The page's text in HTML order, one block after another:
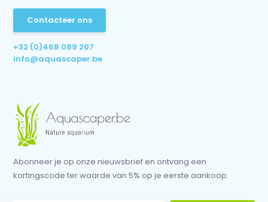
Contacteer ons
+32 (0)468 089 207
info@aquascaper.be
Abonneer je op onze nieuwsbrief en ontvang een
kortingscode ter waarde van 5% op je eerste aankoop.